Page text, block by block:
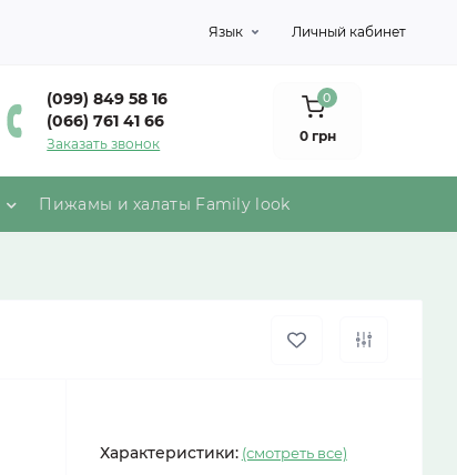
Язык Личный кабинет
(099) 849 58 16
(066) 761 41 66
Заказать звонок
0
0 грн
Пижамы и халаты Family look
Характеристики: (смотреть все)